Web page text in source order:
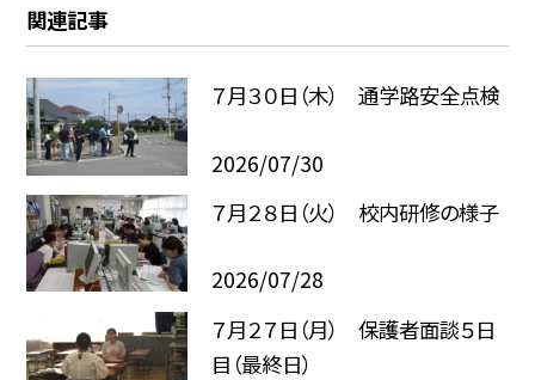
関連記事
７月３０日（木） 通学路安全点検
2026/07/30
７月２８日（火） 校内研修の様子
2026/07/28
７月２７日（月） 保護者面談５日
目（最終日）